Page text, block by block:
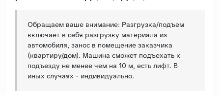
Обращаем ваше внимание: Разгрузка/подъем
включает в себя разгрузку материала из
автомобиля, занос в помещение заказчика
(квартиру/дом). Машина сможет подъехать к
подъезду не менее чем на 10 м, есть лифт. В
иных случаях - индивидуально.